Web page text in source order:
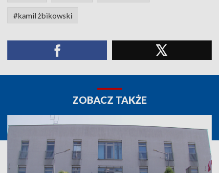
#kamil żbikowski
ZOBACZ TAKŻE